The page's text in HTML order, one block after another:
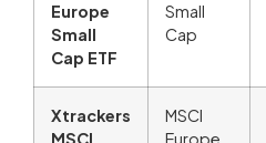
Europe
Small
Cap ETF
Small
Cap
Xtrackers
MSCI
MSCI
Europe